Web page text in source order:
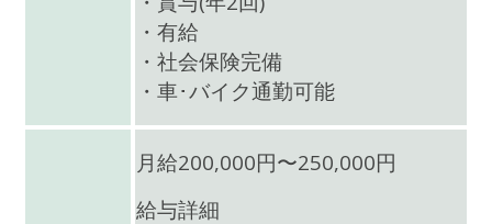
・有給
・社会保険完備
・車･バイク通勤可能
月給200,000円〜250,000円
給与詳細